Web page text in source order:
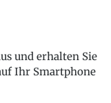
und erhalten Sie
Ihr Smartphone